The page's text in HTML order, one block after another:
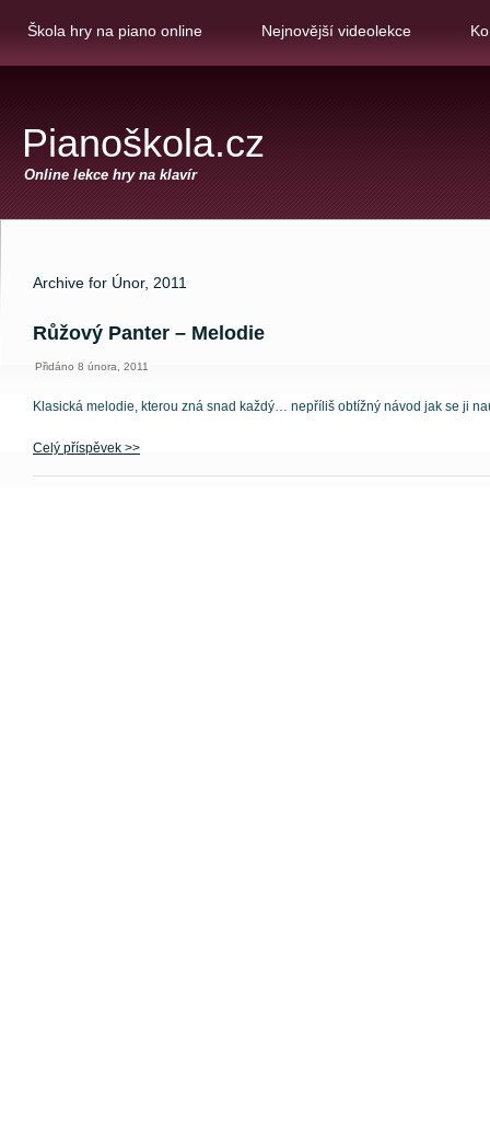
Škola hry na piano online Nejnovější videolekce
Pianoškola.cz
Online lekce hry na klavír
Archive for Únor, 2011
Růžový Panter – Melodie
Přidáno 8 února, 2011
Klasická melodie, kterou zná snad každý… nepříliš obtížný návod jak se ji
Celý příspěvek >>